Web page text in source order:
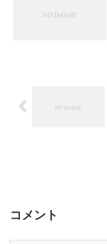
コメント